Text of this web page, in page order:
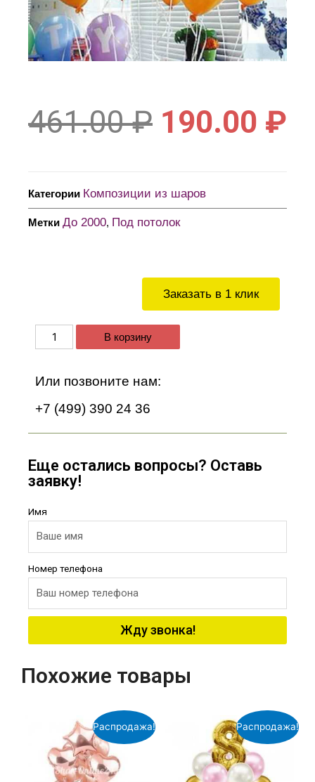
Заказать в 1 клик
В корзину
Или позвоните нам:
+7 (499) 390 24 36
Еще остались вопросы? Оставь
заявку!
Имя
Номер телефона
Жду звонка!
461.00₽ 190.00 ₽
Категории Композиции из шаров
Метки До 2000, Под потолок
Похожие товары
Распродажа! Распродажа!